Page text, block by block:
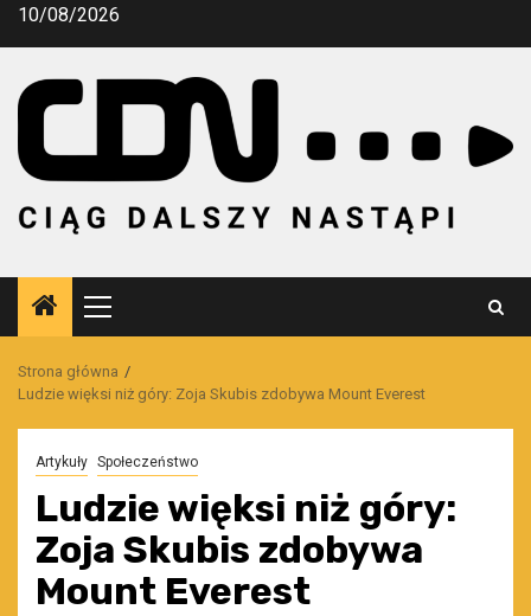
Przejdź
10/08/2026
Menu
główne
Strona główna
Ludzie więksi niż góry: Zoja Skubis zdobywa Mount Everest
Artykuły Społeczeństwo
Ludzie więksi niż góry:
Zoja Skubis zdobywa
Mount Everest